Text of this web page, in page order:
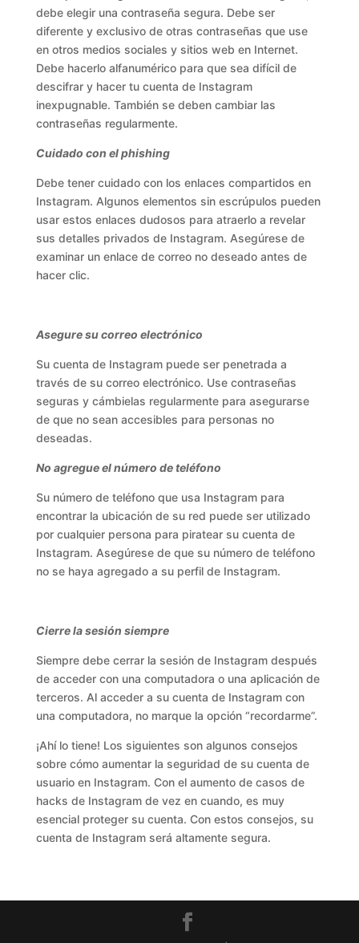
debe elegir una contraseña segura. Debe ser
diferente y exclusivo de otras contraseñas que use
en otros medios sociales y sitios web en Internet.
Debe hacerlo alfanumérico para que sea difícil de
descifrar y hacer tu cuenta de Instagram
inexpugnable. También se deben cambiar las
contraseñas regularmente.
Cuidado con el phishing
Debe tener cuidado con los enlaces compartidos en
Instagram. Algunos elementos sin escrúpulos pueden
usar estos enlaces dudosos para atraerlo a revelar
sus detalles privados de Instagram. Asegúrese de
examinar un enlace de correo no deseado antes de
hacer clic.
Asegure su correo electrónico
Su cuenta de Instagram puede ser penetrada a
través de su correo electrónico. Use contraseñas
seguras y cámbielas regularmente para asegurarse
de que no sean accesibles para personas no
deseadas.
No agregue el número de teléfono
Su número de teléfono que usa Instagram para
encontrar la ubicación de su red puede ser utilizado
por cualquier persona para piratear su cuenta de
Instagram. Asegúrese de que su número de teléfono
no se haya agregado a su perfil de Instagram.
Cierre la sesión siempre
Siempre debe cerrar la sesión de Instagram después
de acceder con una computadora o una aplicación de
terceros. Al acceder a su cuenta de Instagram con
una computadora, no marque la opción “recordarme”.
¡Ahí lo tiene! Los siguientes son algunos consejos
sobre cómo aumentar la seguridad de su cuenta de
usuario en Instagram. Con el aumento de casos de
hacks de Instagram de vez en cuando, es muy
esencial proteger su cuenta. Con estos consejos, su
cuenta de Instagram será altamente segura.